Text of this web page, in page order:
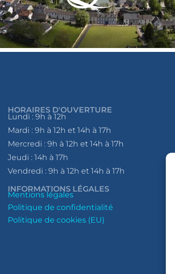
HORAIRES D'OUVERTURE
Lundi : 9h à 12h
Mardi : 9h à 12h et 14h à 17h
Mercredi : 9h à 12h et 14h à 17h
Jeudi : 14h à 17h
Vendredi : 9h à 12h et 14h à 17h
INFORMATIONS LÉGALES
Mentions légales
Politique de confidentialité
Politique de cookies (EU)